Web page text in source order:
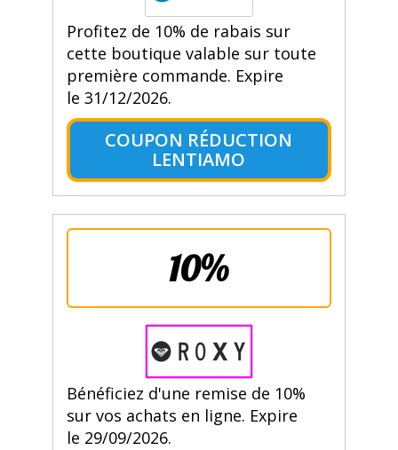
Profitez de 10% de rabais sur
cette boutique valable sur toute
première commande. Expire
le 31/12/2026.
COUPON RÉDUCTION
LENTIAMO
10%
Bénéficiez d'une remise de 10%
sur vos achats en ligne. Expire
le 29/09/2026.